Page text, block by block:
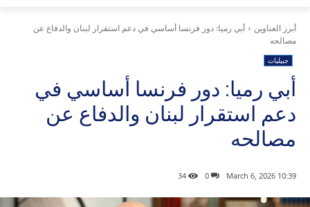
أبرز العناوين
أبي رميا: دور فرنسا أساسي في دعم استقرار لبنان والدفاع عن
مصالحه
جبيليات
أبي رميا: دور فرنسا أساسي في
دعم استقرار لبنان والدفاع عن
مصالحه
10:39 2026 ,March 6
0
34